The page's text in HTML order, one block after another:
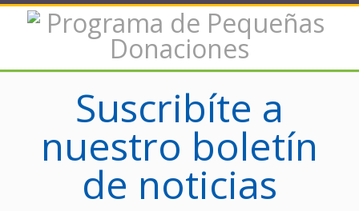
Suscribíte a
nuestro boletín
de noticias